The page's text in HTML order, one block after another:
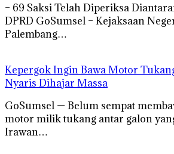
– 69 Saksi Telah Diperiksa
DPRD GoSumsel – Kejaksaan
Palembang…
Kepergok Ingin Bawa Motor
Nyaris Dihajar Massa
GoSumsel — Belum sempat
motor milik tukang antar galon
Irawan…